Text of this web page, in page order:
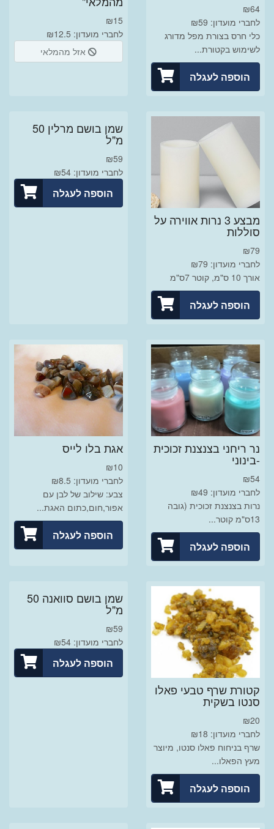
₪64
לחברי מועדון: ₪59
כלי חרס בצורת מפל מדורג
לשימוש בקטורת...
הוספה לעגלה
₪15
לחברי מועדון: ₪12.5
אזל מהמלאי
מבצע 3 נרות אווירה על
סוללות
₪79
לחברי מועדון: ₪79
אורך 10 ס"מ, קוטר 7ס"מ
הוספה לעגלה
שמן בושם מרלין 50
מ"ל
₪59
לחברי מועדון: ₪54
הוספה לעגלה
נר ריחני בצנצנת זכוכית
-בינוני
₪54
לחברי מועדון: ₪49
נרות בצנצנת זכוכית (גובה
13ס"מ קוטר...
הוספה לעגלה
אגת בלו לייס
₪10
לחברי מועדון: ₪8.5
צבע: שילוב של לבן עם
אפור,חום,כתום האגת...
הוספה לעגלה
קטורת שרף טבעי פאלו
סנטו בשקית
₪20
לחברי מועדון: ₪18
שרף בניחוח פאלו סנטו, מיוצר
מעץ הפאלו...
הוספה לעגלה
שמן בושם סוואנה 50
מ"ל
₪59
לחברי מועדון: ₪54
הוספה לעגלה